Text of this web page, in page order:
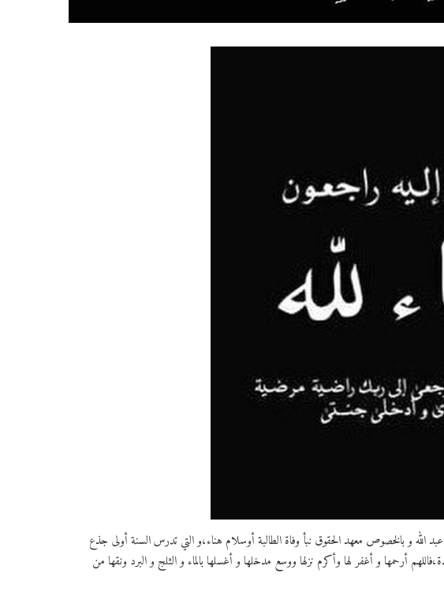
عبد الله و بالخصوص معهد الحقوق نبأ وفاة الطالبة أوسلام هناء،و التي تدرس السنة أولى جذع
أرحمها و أغفر لها وأكرم نزلها ووسع مدخلها و أغسلها بالماء و الثلج و البرد ونقها من